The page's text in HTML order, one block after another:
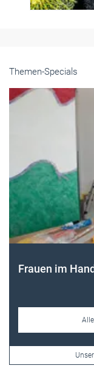
Themen-Specials
Frauen im